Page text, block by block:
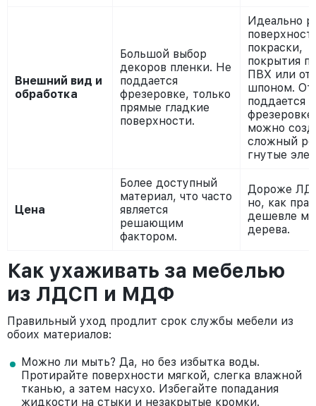
Внешний вид и
обработка
Большой выбор
декоров пленки. Не
поддается
фрезеровке, только
прямые гладкие
поверхности.
Идеально
покраски,
покрытия
ПВХ или
шпоном.
поддается
фрезеровке:
можно
сложный
гнутые
Цена
Более доступный
материал, что часто
является
решающим
фактором.
Дороже
но, как
дешевле
дерева.
Как ухаживать за мебелью
из ЛДСП и МДФ
Правильный уход продлит срок службы мебели из
обоих материалов:
Можно ли мыть? Да, но без избытка воды.
Протирайте поверхности мягкой, слегка влажной
тканью, а затем насухо. Избегайте попадания
жидкости на стыки и незакрытые кромки.